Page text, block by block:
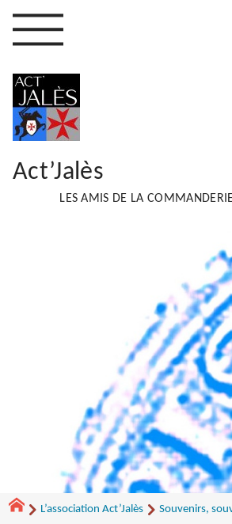
Act’Jalès
LES AMIS DE LA
L’association Act’Jalès Souvenirs,